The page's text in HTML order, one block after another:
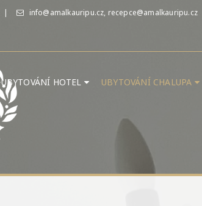
info@amalkauripu.cz, recepce@amalkauripu.cz
UBYTOVÁNÍ HOTEL UBYTOVÁNÍ CHALUPA